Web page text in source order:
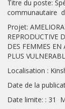
Titre du poste:
communautaire
Projet:
REPRODUCTIVE
DES FEMMES EN
PLUS
Localisation :
Date de la
Date limite: : 31